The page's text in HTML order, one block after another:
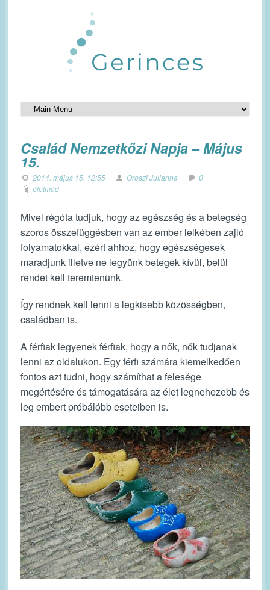
Család Nemzetközi Napja – Május
15.
2014. május 15. 12:55 Oroszi Julianna
0
életmód
Mivel régóta tudjuk, hogy az egészség és a betegség
szoros összefüggésben van az ember lelkében zajló
folyamatokkal, ezért ahhoz, hogy egészségesek
maradjunk illetve ne legyünk betegek kívül, belül
rendet kell teremtenünk.
Így rendnek kell lenni a legkisebb közösségben,
családban is.
A férfiak legyenek férfiak, hogy a nők, nők tudjanak
lenni az oldalukon. Egy férfi számára kiemelkedően
fontos azt tudni, hogy számíthat a felesége
megértésére és támogatására az élet legnehezebb és
leg embert próbálóbb eseteiben is.